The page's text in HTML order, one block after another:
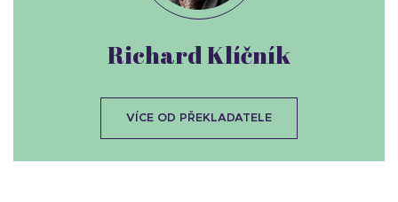
Richard Klíčník
VÍCE OD PŘEKLADATELE